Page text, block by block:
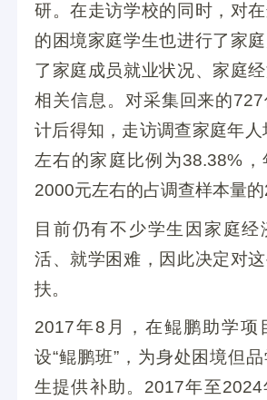
连铧 捐助了1元 16 小时前
钟庆华 捐助了5元 16 小时前
爱心网友 捐助了6元 16 小时前
怡晓 捐助了9.90元 16 小时前
Lg 捐助了20元 16 小时前
捐助了2元 16 小时前
感恩 捐助了1元 1 小时前
爱心网友 捐助了18.88元 2 小时前
研。在走访学校的同时，对
的困境家庭学生也进行了家
了家庭成员就业状况、家庭
相关信息。对采集回来的
计后得知，走访调查家庭年
左右的家庭比例为38.38%
2000元左右的占调查样本量的
目前仍有不少学生因家庭经
活、就学困难，因此决定对
扶。
2017年8月，在鲲鹏助学项
设“鲲鹏班”，为身处困境但
生提供补助。2017年至